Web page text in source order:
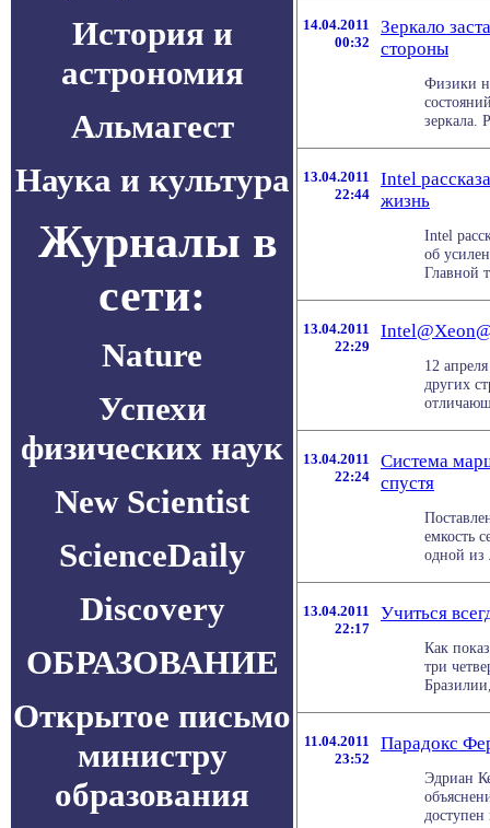
История и
астрономия
Альмагест
Наука и культура
Журналы в
сети:
Nature
Успехи
физических наук
New Scientist
ScienceDaily
Discovery
ОБРАЗОВАНИЕ
Открытое письмо
министру
образования
14.04.2011
00:32
Зеркало
стороны
Физики
зеркала.
13.04.2011
22:44
Intel
жизнь
Intel
об
Главной
13.04.2011
22:29
12
других
13.04.2011
22:24
Система
спустя
емкость
одной из
13.04.2011
22:17
Учиться
Как
три
11.04.2011
23:52
Парадокс
Эдриан